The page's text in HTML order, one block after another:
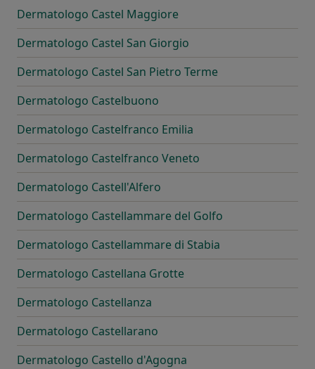
Dermatologo Castel Maggiore
Dermatologo Castel San Giorgio
Dermatologo Castel San Pietro Terme
Dermatologo Castelbuono
Dermatologo Castelfranco Emilia
Dermatologo Castelfranco Veneto
Dermatologo Castell'Alfero
Dermatologo Castellammare del Golfo
Dermatologo Castellammare di Stabia
Dermatologo Castellana Grotte
Dermatologo Castellanza
Dermatologo Castellarano
Dermatologo Castello d'Agogna